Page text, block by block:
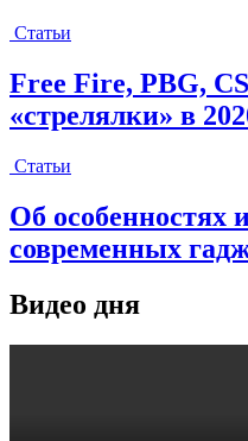
Статьи
Free Fire, PBG,
«стрелялки» в
Статьи
Об особенностях
современных
Видео дня